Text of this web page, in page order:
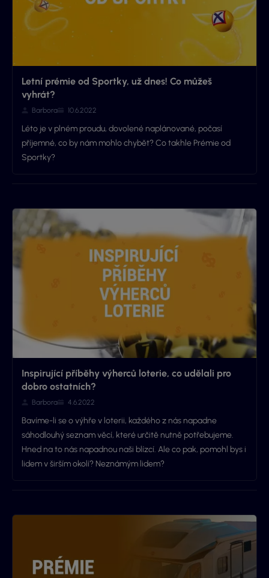
Letní prémie od Sportky, už dnes! Co můžeš
vyhrát?
Barbora 10.6.2022
Léto je v plném proudu, dovolené naplánované, počasí
příjemné, co by nám mohlo chybět? Co takhle Prémie od
Sportky?
Inspirující příběhy výherců loterie, co udělali pro
dobro ostatních?
Barbora 4.6.2022
Bavíme-li se o výhře v loterii, každého z nás napadne
sáhodlouhý seznam věcí, které určitě nutně potřebujeme.
Hned na to nás napadnou naši blízcí. Ale co pak, pomohl bys i
lidem v širším okolí? Neznámým lidem?